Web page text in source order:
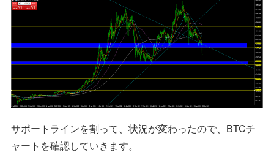
サポートラインを割って、状況が変わったので、BTCチ
ャートを確認していきます。